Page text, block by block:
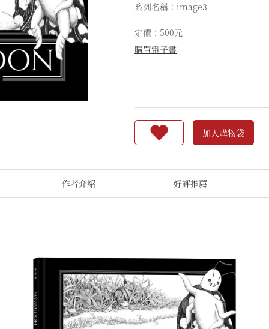
系列名稱：image3
定價：500元
購買電子書
加入購物袋
作者介紹 好評推薦